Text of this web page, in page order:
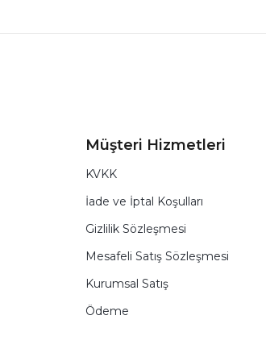
Müşteri Hizmetleri
KVKK
İade ve İptal Koşulları
Gizlilik Sözleşmesi
Mesafeli Satış Sözleşmesi
Kurumsal Satış
Ödeme